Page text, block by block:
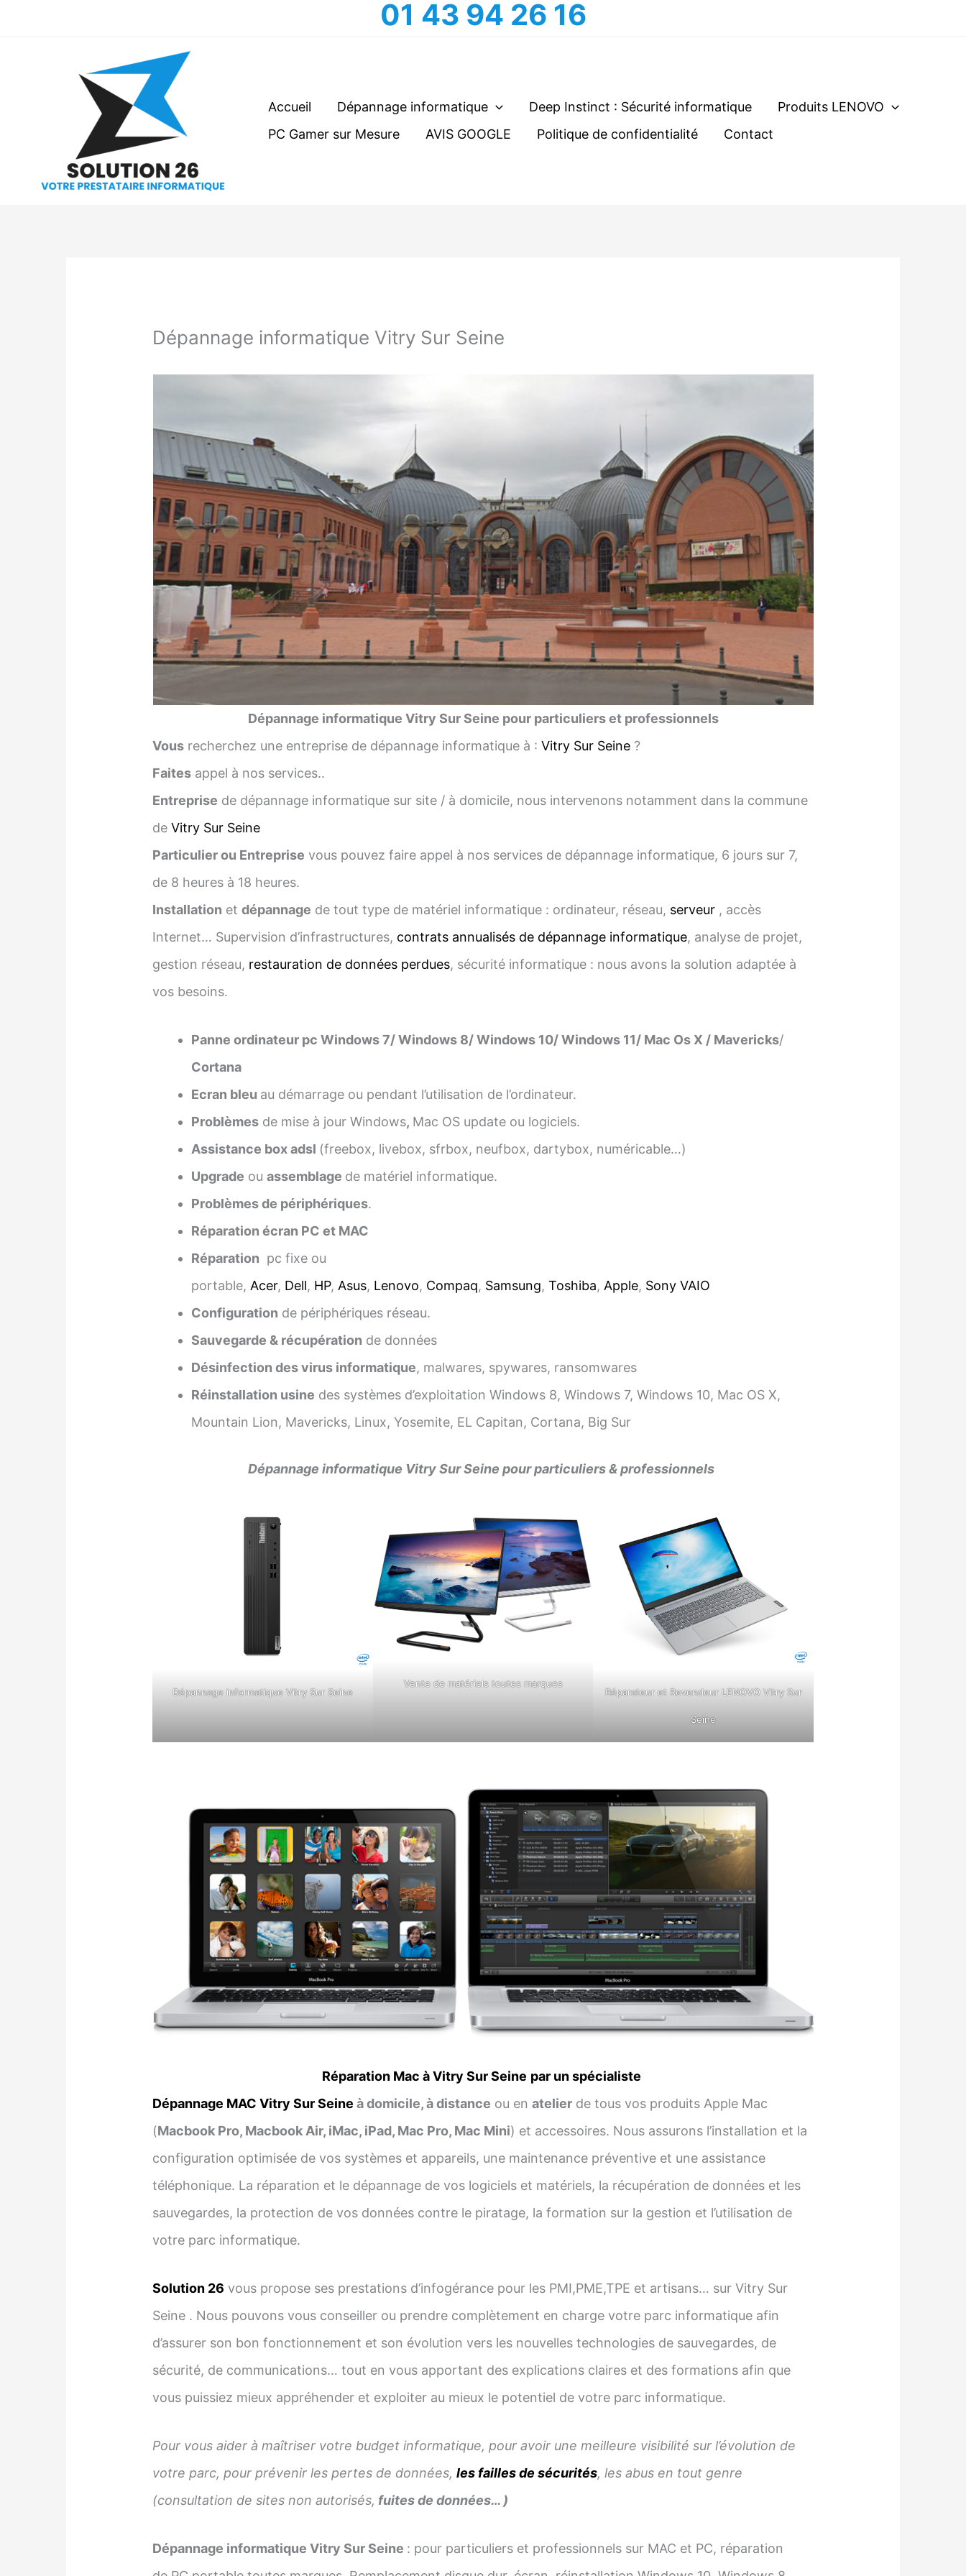
01 43 94 26 16
Accueil Dépannage informatique Deep Instinct : Sécurité informatique
Produits LENOVO
PC Gamer sur Mesure
AVIS GOOGLE Politique de confidentialité Contact
Dépannage informatique Vitry Sur Seine
Dépannage informatique Vitry Sur Seine pour particuliers et professionnels
Vous recherchez une entreprise de dépannage informatique à :Vitry Sur Seine ?
Faites appel à nos services..
Entreprise de dépannage informatique sur site / à domicile, nous intervenons notamment dans la commune
deVitry Sur Seine
Particulier ou Entreprise vous pouvez faire appel à nos services de dépannage informatique, 6 jours sur 7,
de 8 heures à 18 heures.
Installation etdépannage de tout type de matériel informatique : ordinateur, réseau, serveur , accès
Internet… Supervision d’infrastructures, contrats annualisés de dépannage informatique, analyse de projet,
gestion réseau, restauration de données perdues, sécurité informatique : nous avons la solution adaptée à
vos besoins.
Panne ordinateur pc Windows 7/ Windows 8/ Windows 10/ Windows 11/ Mac Os X / Mavericks/
Cortana
Ecran bleu au démarrage ou pendant l’utilisation de l’ordinateur.
Problèmes de mise à jour Windows, Mac OS update ou logiciels.
Assistance box adsl (freebox, livebox, sfrbox, neufbox, dartybox, numéricable…)
Upgrade ouassemblage de matériel informatique.
Problèmes de périphériques.
Réparation écran PC et MAC
Réparation pc fixe ou
portable, Acer, Dell, HP, Asus, Lenovo, Compaq, Samsung,Toshiba, Apple, Sony VAIO
Configuration de périphériques réseau.
Sauvegarde & récupération de données
Désinfection des virus informatique, malwares, spywares, ransomwares
Réinstallation usine des systèmes d’exploitation Windows 8, Windows 7, Windows 10, Mac OS X,
Mountain Lion, Mavericks, Linux, Yosemite, EL Capitan, Cortana, Big Sur
Dépannage informatique Vitry Sur Seine pour particuliers & professionnels
Dépannage informatique Vitry Sur Seine
Vente de matériels toutes marques
Réparateur et Revendeur LENOVO Vitry Sur
Seine
Réparation Mac à Vitry Sur Seine par un spécialiste
Dépannage MAC Vitry Sur Seine à domicile, à distance ou enatelier de tous vos produits Apple Mac
(Macbook Pro, Macbook Air, iMac, iPad, Mac Pro, Mac Mini) et accessoires. Nous assurons l’installation et la
configuration optimisée de vos systèmes et appareils, une maintenance préventive et une assistance
téléphonique. La réparation et le dépannage de vos logiciels et matériels, la récupération de données et les
sauvegardes, la protection de vos données contre le piratage, la formation sur la gestion et l’utilisation de
votre parc informatique.
Solution 26 vous propose ses prestations d’infogérance pour les PMI,PME,TPE et artisans… sur Vitry Sur
Seine . Nous pouvons vous conseiller ou prendre complètement en charge votre parc informatique afin
d’assurer son bon fonctionnement et son évolution vers les nouvelles technologies de sauvegardes, de
sécurité, de communications… tout en vous apportant des explications claires et des formations afin que
vous puissiez mieux appréhender et exploiter au mieux le potentiel de votre parc informatique.
Pour vous aider à maîtriser votre budget informatique, pour avoir une meilleure visibilité sur l’évolution de
votre parc, pour prévenir les pertes de données,les failles de sécurités, les abus en tout genre
(consultation de sites non autorisés, fuites de données… )
Dépannage informatique Vitry Sur Seine : pour particuliers et professionnels sur MAC et PC, réparation